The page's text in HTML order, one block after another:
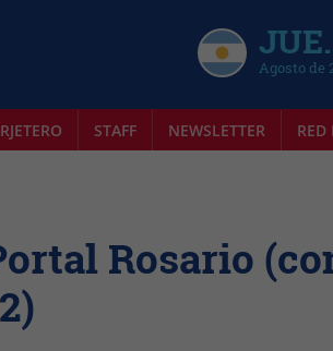
Agosto de
STAFF NEWSLETTER RED
Rosario